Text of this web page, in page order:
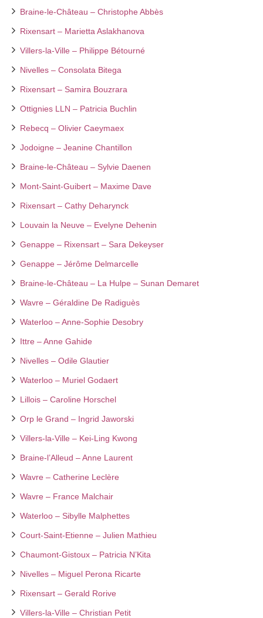
Braine-le-Château – Christophe Abbès
Rixensart – Marietta Aslakhanova
Villers-la-Ville – Philippe Bétourné
Nivelles – Consolata Bitega
Rixensart – Samira Bouzrara
Ottignies LLN – Patricia Buchlin
Rebecq – Olivier Caeymaex
Jodoigne – Jeanine Chantillon
Braine-le-Château – Sylvie Daenen
Mont-Saint-Guibert – Maxime Dave
Rixensart – Cathy Deharynck
Louvain la Neuve – Evelyne Dehenin
Genappe – Rixensart – Sara Dekeyser
Genappe – Jérôme Delmarcelle
Braine-le-Château – La Hulpe – Sunan Demaret
Wavre – Géraldine De Radiguès
Waterloo – Anne-Sophie Desobry
Ittre – Anne Gahide
Nivelles – Odile Glautier
Waterloo – Muriel Godaert
Lillois – Caroline Horschel
Orp le Grand – Ingrid Jaworski
Villers-la-Ville – Kei-Ling Kwong
Braine-l’Alleud – Anne Laurent
Wavre – Catherine Leclère
Wavre – France Malchair
Waterloo – Sibylle Malphettes
Court-Saint-Etienne – Julien Mathieu
Chaumont-Gistoux – Patricia N’Kita
Nivelles – Miguel Perona Ricarte
Rixensart – Gerald Rorive
Villers-la-Ville – Christian Petit